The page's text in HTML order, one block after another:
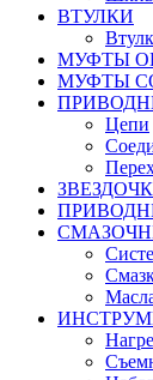
ВТУЛКИ
МУФТЫ
МУФТЫ
Цепи